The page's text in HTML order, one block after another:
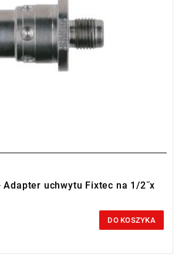
Adapter uchwytu Fixtec na 1/2˝x
DO KOSZYKA